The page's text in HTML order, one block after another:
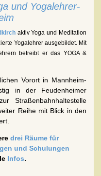
und Yogalehrer-
aktiv Yoga und Meditation
Yogalehrer ausgebildet. Mit
betreibt er das YOGA &
Vorort in Mannheim-
in der Feudenheimer
Straßenbahnhaltestelle
Reihe mit Blick in den
drei Räume für
und Schulungen
Infos.